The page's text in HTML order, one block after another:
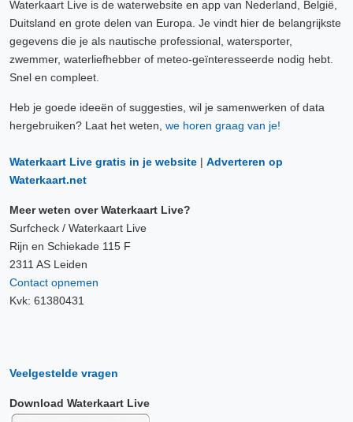
Waterkaart Live is de waterwebsite en app van Nederland, België,
Duitsland en grote delen van Europa. Je vindt hier de belangrijkste
gegevens die je als nautische professional, watersporter,
zwemmer, waterliefhebber of meteo-geïnteresseerde nodig hebt.
Snel en compleet.
Heb je goede ideeën of suggesties, wil je samenwerken of data
hergebruiken? Laat het weten, we horen graag van je!
Waterkaart Live gratis in je website | Adverteren op
Waterkaart.net
Meer weten over Waterkaart Live?
Surfcheck / Waterkaart Live
Rijn en Schiekade 115 F
2311 AS Leiden
Contact opnemen
Kvk: 61380431
Veelgestelde vragen
Download Waterkaart Live